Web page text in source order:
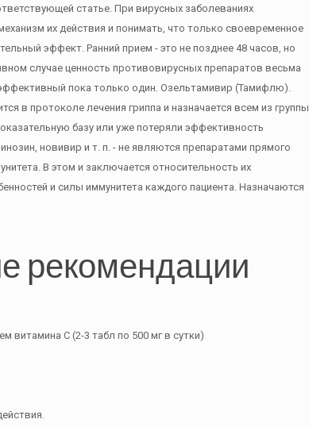
статье. При вирусных заболеваниях
их действия и понимать, что только своевременное
эффект. Ранний прием - это не позднее 48 часов, но
случае ценность противовирусных препаратов весьма
пока только один. Озельтамивир (Тамифлю).
в протоколе лечения гриппа и назначается всем из группы
базу или уже потеряли эффективность
новивир и т. п. - не являются препаратами прямого
В этом и заключается относительность их
и силы иммунитета каждого пациента. Назначаются
рекомендации
витамина С (2-3 табл по 500 мг в сутки)